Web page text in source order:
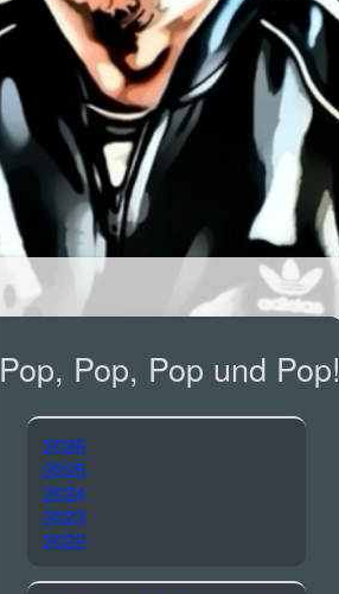
Pop, Pop, Pop und Pop!
2026
2025
2024
2023
2022